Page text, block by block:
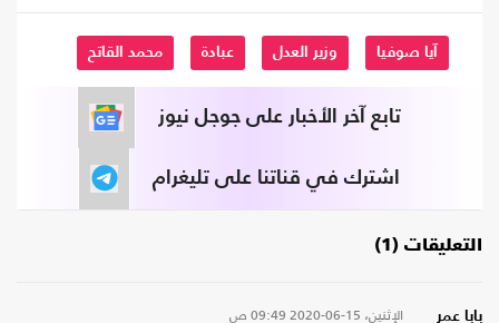
آيا صوفيا وزير العدل عبادة محمد القاتح
تابع آخر الأخبار على جوجل نيوز
اشترك في قناتنا على تليغرام
التعليقات (1)
بابا عمر الإثنين، 15-06-2020 09:49 ص